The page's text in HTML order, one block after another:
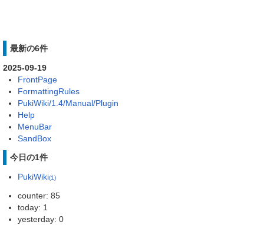
最新の6件
2025-09-19
FrontPage
FormattingRules
PukiWiki/1.4/Manual/Plugin
Help
MenuBar
SandBox
今日の1件
PukiWiki(1)
counter: 85
today: 1
yesterday: 0